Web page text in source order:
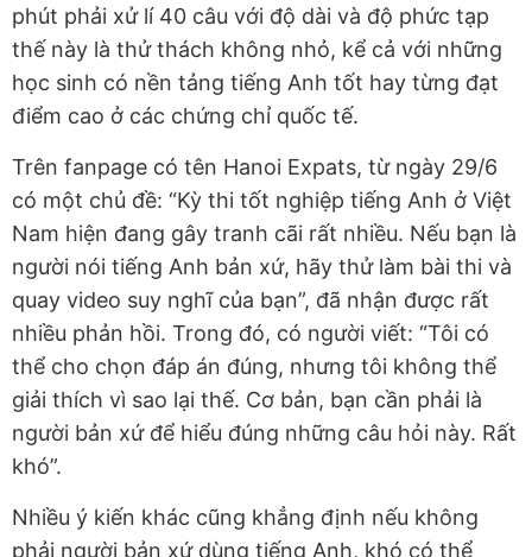
phút phải xử lí 40 câu với độ dài và độ phức tạp
thế này là thử thách không nhỏ, kể cả với những
học sinh có nền tảng tiếng Anh tốt hay từng đạt
điểm cao ở các chứng chỉ quốc tế.
Trên fanpage có tên Hanoi Expats, từ ngày 29/6
có một chủ đề: “Kỳ thi tốt nghiệp tiếng Anh ở Việt
Nam hiện đang gây tranh cãi rất nhiều. Nếu bạn là
người nói tiếng Anh bản xứ, hãy thử làm bài thi và
quay video suy nghĩ của bạn”, đã nhận được rất
nhiều phản hồi. Trong đó, có người viết: “Tôi có
thể cho chọn đáp án đúng, nhưng tôi không thể
giải thích vì sao lại thế. Cơ bản, bạn cần phải là
người bản xứ để hiểu đúng những câu hỏi này. Rất
khó”.
Nhiều ý kiến khác cũng khẳng định nếu không
phải người bản xứ dùng tiếng Anh, khó có thể